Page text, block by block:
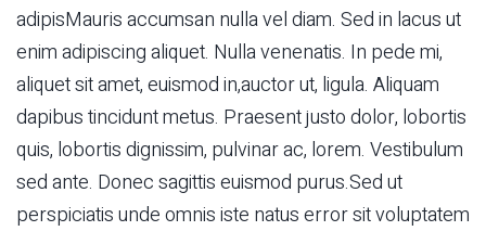
adipisMauris accumsan nulla vel diam. Sed in lacus ut
enim adipiscing aliquet. Nulla venenatis. In pede mi,
aliquet sit amet, euismod in,auctor ut, ligula. Aliquam
dapibus tincidunt metus. Praesent justo dolor, lobortis
quis, lobortis dignissim, pulvinar ac, lorem. Vestibulum
sed ante. Donec sagittis euismod purus.Sed ut
perspiciatis unde omnis iste natus error sit voluptatem